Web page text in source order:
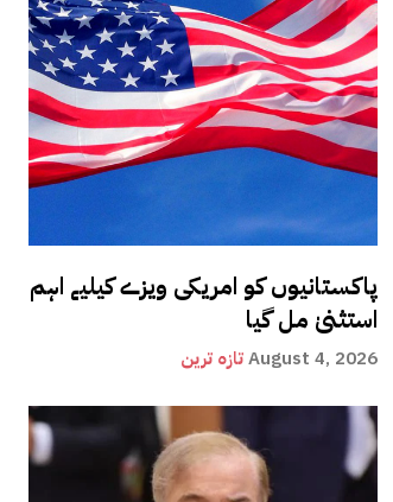
پاکستانیوں کو امریکی ویزے کیلیے اہم
استثنیٰ مل گیا
تازہ ترینAugust 4, 2026